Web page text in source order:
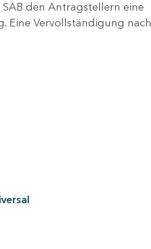
den Antragstellern eine
Eine Vervollständigung nach